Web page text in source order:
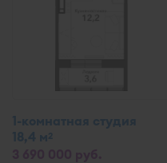
1-комнатная студия
18,4 м2